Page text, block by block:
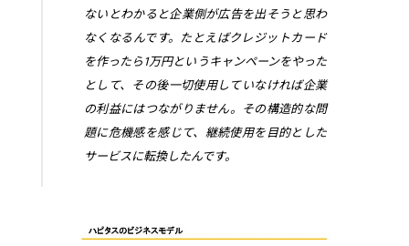
ないとわかると企業側が広告を出そうと思わ
なくなるんです。たとえばクレジットカード
を作ったら1万円というキャンペーンをやった
として、その後一切使用していなければ企業
の利益にはつながりません。その構造的な問
題に危機感を感じて、継続使用を目的とした
サービスに転換したんです。